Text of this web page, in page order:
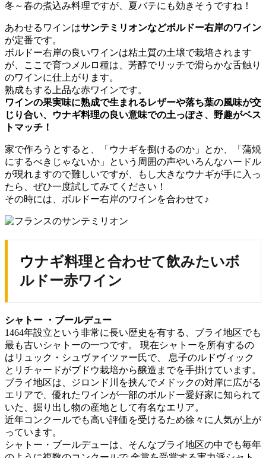
冬～春の煮込み料理ですが、夏バテにも効きそうですね！
あわせるワインはサンテミリオンなどボルドー右岸のワイン
が定番です。
ボルドー右岸の良いワインは粘土質の土壌で栽培されます
が、ここで育つメルロ種は、芳醇でリッチで滑らかな舌触り
のワインに仕上がります。
熟成もする上品な赤ワインです。
ワインの果実味に熟成で生まれるレザーや落ち葉の風味が交
じり合い、
ウナギ料理の良い意味での土っぽさ、野趣がベス
トマッチ！
家で作ろうとすると、「ウナギを捌けるのか」とか、「蒲焼
にするべきじゃないか」という周囲の声やいろんなハードル
が現れますので難しいですが、もし大きなウナギが手に入っ
たら、ぜひ一度試してみてください！
その時には、ボルドー右岸のワインを合わせて♪
ウナギ料理と合わせて飲みたいボ
ルドー赤ワイン
シャトー ・ブールデュー
1464年設立という非常に長い歴史を有する、ブライ地区でも
最も古いシャトーの一つです。 現在シャトーを所有するの
はリュック・シュヴァイツァー氏で、 息子のルドヴィック
とリチャードがブドウ栽培から醸造までを手掛けています。
ブライ地区は、ジロンド川を挟んでメドックの対岸に広がる
エリアで、優れたワインが一部のボルドー愛好家に知られて
いた、掘り出し物の産地として有名なエリア。
近年コンクールでも高い評価を受けるため徐々に人気が上が
っています。
シャトー・ブールデューは、そんなブライ地区の中でも毎年